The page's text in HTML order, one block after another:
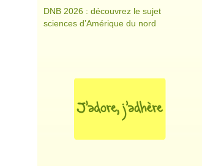
DNB 2026 : découvrez le sujet
sciences d’Amérique du nord